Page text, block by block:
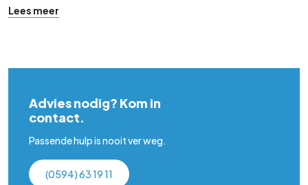
Lees meer
Advies nodig? Kom in
contact.
Passende hulp is nooit ver weg.
(0594) 63 19 11